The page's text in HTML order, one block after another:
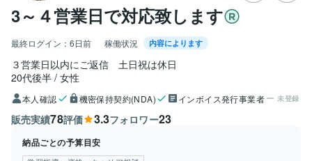
3～４営業日で対応致します
最終ログイン： 6日前 稼働状況 内容によります
３営業日以内にご返信　土日祝は休日
20代後半 女性
本人確認 機密保持契約(NDA) インボイス発行事業者 未登録
販売実績78評価 3.3フォロワー23
納品ごとの予算目安